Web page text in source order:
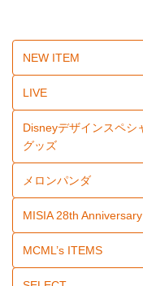
NEW ITEM
LIVE
Disneyデザインスペシ
グッズ
メロンパンダ
MISIA 28th
MCML’s ITEMS